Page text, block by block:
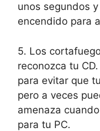
unos segundos
encendido para
5. Los
reconozca tu
para evitar que
pero a veces
amenaza
para tu PC.